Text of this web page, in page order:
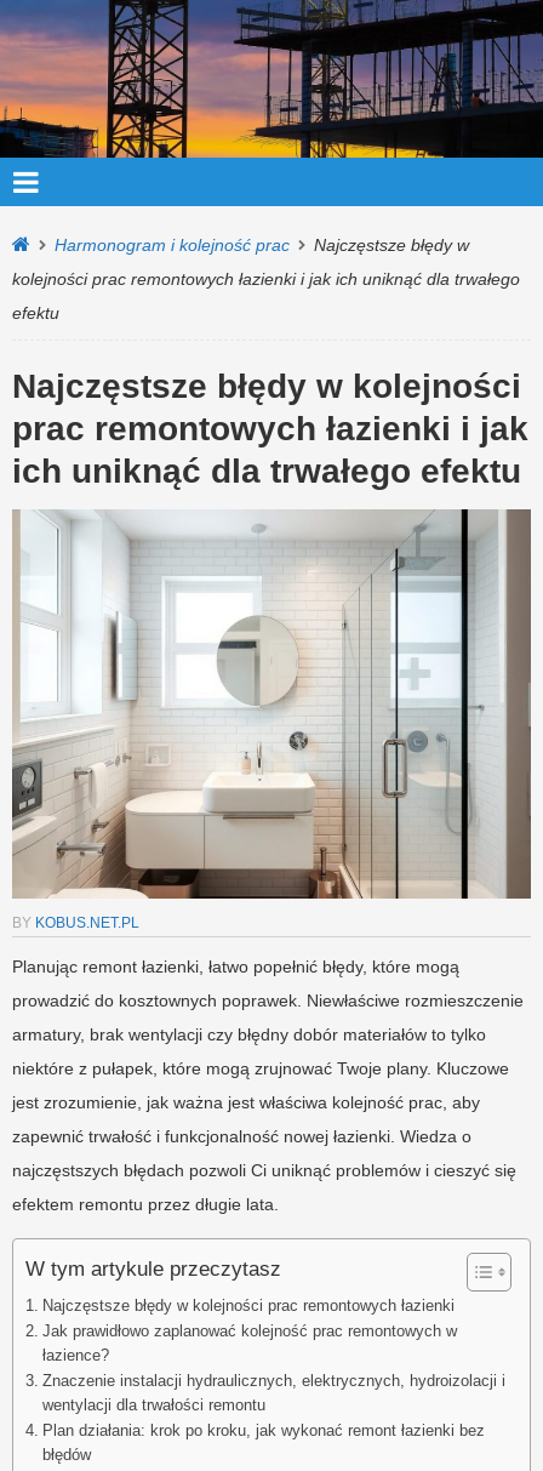
Harmonogram i kolejność prac
Najczęstsze błędy w
kolejności prac remontowych łazienki i jak ich uniknąć dla trwałego
efektu
Najczęstsze błędy w kolejności
prac remontowych łazienki i jak
ich uniknąć dla trwałego efektu
BY KOBUS.NET.PL
Planując remont łazienki, łatwo popełnić błędy, które mogą
prowadzić do kosztownych poprawek. Niewłaściwe rozmieszczenie
armatury, brak wentylacji czy błędny dobór materiałów to tylko
niektóre z pułapek, które mogą zrujnować Twoje plany. Kluczowe
jest zrozumienie, jak ważna jest właściwa kolejność prac, aby
zapewnić trwałość i funkcjonalność nowej łazienki. Wiedza o
najczęstszych błędach pozwoli Ci uniknąć problemów i cieszyć się
efektem remontu przez długie lata.
W tym artykule przeczytasz
Najczęstsze błędy w kolejności prac remontowych łazienki
Jak prawidłowo zaplanować kolejność prac remontowych w
łazience?
Znaczenie instalacji hydraulicznych, elektrycznych, hydroizolacji i
wentylacji dla trwałości remontu
Plan działania: krok po kroku, jak wykonać remont łazienki bez
błędów